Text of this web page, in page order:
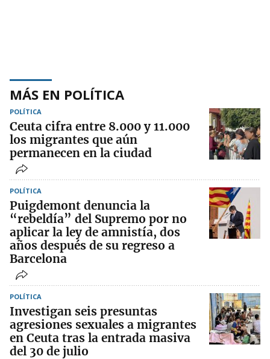
MÁS EN POLÍTICA
POLÍTICA
Ceuta cifra entre 8.000 y 11.000
los migrantes que aún
permanecen en la ciudad
POLÍTICA
Puigdemont denuncia la
“rebeldía” del Supremo por no
aplicar la ley de amnistía, dos
años después de su regreso a
Barcelona
POLÍTICA
Investigan seis presuntas
agresiones sexuales a migrantes
en Ceuta tras la entrada masiva
del 30 de julio